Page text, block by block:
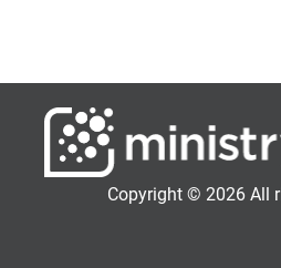
Copyright © 2026 All